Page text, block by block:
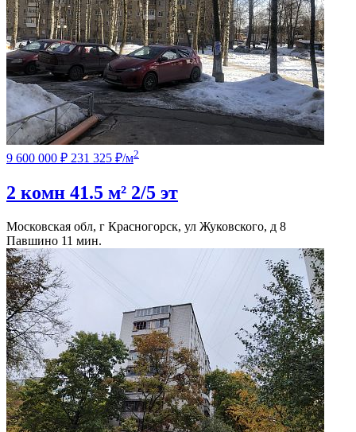
9 600 000 ₽ 231 325 ₽/м2
2 комн 41.5 м² 2/5 эт
Московская обл, г Красногорск, ул Жуковского, д 8
Павшино 11 мин.